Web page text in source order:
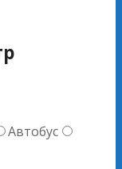
Автобус